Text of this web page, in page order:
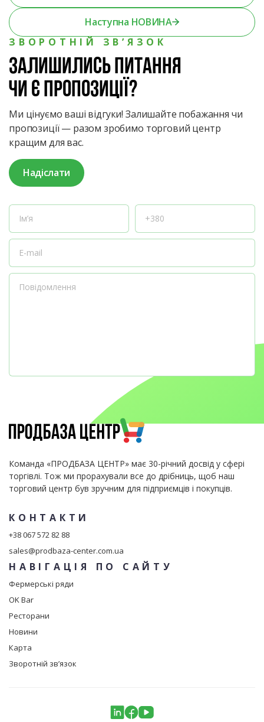
Наступна НОВИНА
ЗВОРОТНІЙ ЗВ’ЯЗОК
Залишились питання
чи є пропозиції?
Ми цінуємо ваші відгуки! Залишайте побажання чи
пропозиції — разом зробимо торговий центр
кращим для вас.
Надіслати
Команда «ПРОДБАЗА ЦЕНТР» має 30-річний досвід у сфері
торгівлі. Тож ми прорахували все до дрібниць, щоб наш
торговий центр був зручним для підприємців і покупців.
КОНТАКТИ
+38 067 572 82 88
sales@prodbaza-center.com.ua
НАВІГАЦІЯ ПО САЙТУ
Фермерські ряди
OK Bar
Ресторани
Новини
Карта
Зворотній зв’язок